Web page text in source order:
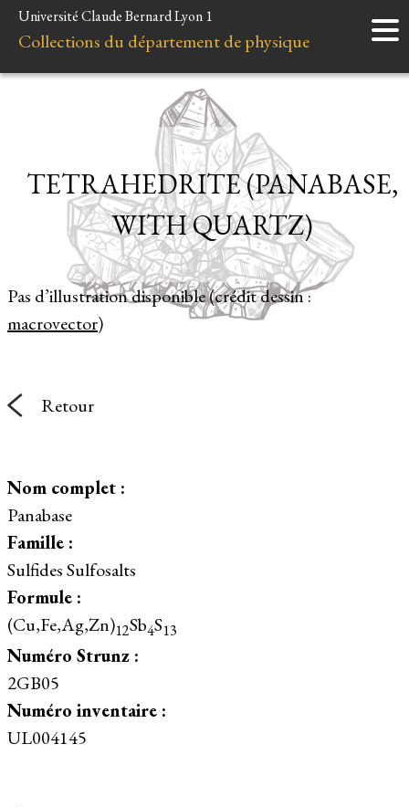
Accueil
Instruments
Liens et ressources
Université Claude Bernard Lyon 1
Collections du département de physique
Pas d’illustration disponible (crédit dessin :
macrovector)
TETRAHEDRITE (PANABASE,
WITH QUARTZ)
Retour
Nom complet :
Panabase
Famille :
Sulfides Sulfosalts
Formule :
(Cu,Fe,Ag,Zn)12Sb4S13
Numéro Strunz :
2GB05
Numéro inventaire :
UL004145